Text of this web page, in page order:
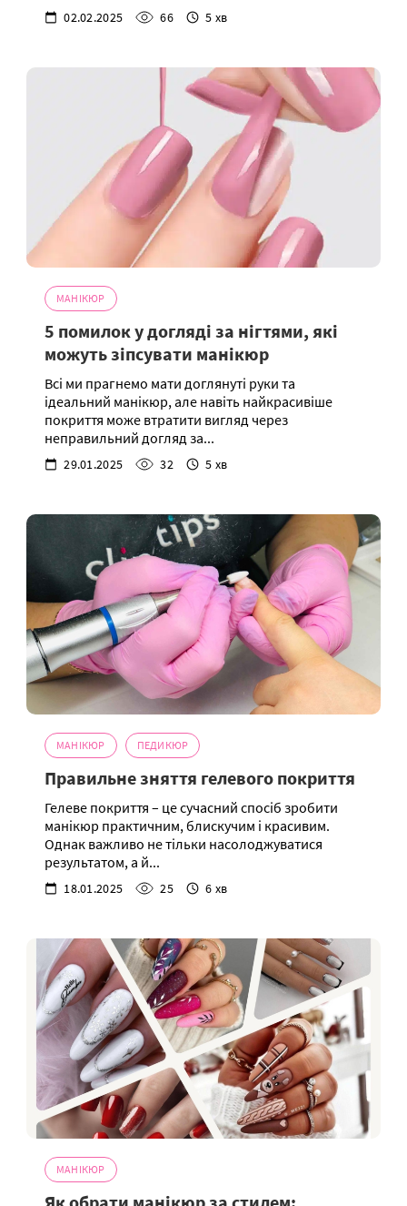
02.02.2025 66 5 хв
МАНІКЮР
5 помилок у догляді за нігтями, які
можуть зіпсувати манікюр
Всі ми прагнемо мати доглянуті руки та
ідеальний манікюр, але навіть найкрасивіше
покриття може втратити вигляд через
неправильний догляд за...
29.01.2025 32 5 хв
МАНІКЮР ПЕДИКЮР
Правильне зняття гелевого покриття
Гелеве покриття – це сучасний спосіб зробити
манікюр практичним, блискучим і красивим.
Однак важливо не тільки насолоджуватися
результатом, а й...
18.01.2025 25 6 хв
МАНІКЮР